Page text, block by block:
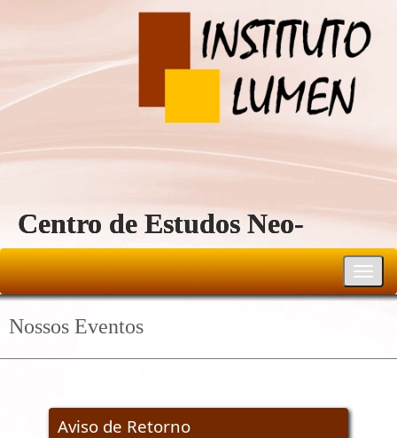
Centro de Estudos Neo-
Reichiano
Nossos Eventos
Aviso de Retorno